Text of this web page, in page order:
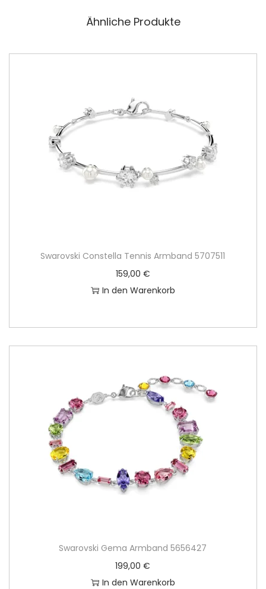
Ähnliche Produkte
Swarovski Constella Tennis Armband 5707511
159,00 €
In den Warenkorb
Swarovski Gema Armband 5656427
199,00€
In den Warenkorb